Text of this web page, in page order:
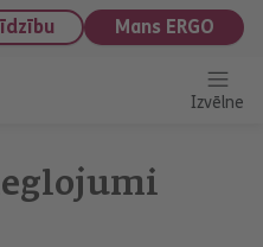
Mans ERGO
Izvēlne